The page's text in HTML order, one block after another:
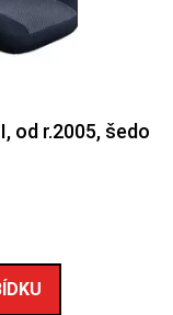
od r.2005, šedo